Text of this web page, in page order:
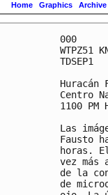
Home Graphics Archive
000
WTPZ51
TDSEP1
Huracán
Centro
1100
Las
Fausto
horas.
vez
de la
de